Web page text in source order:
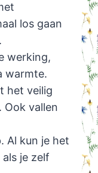
los gaan
werking,
warmte.
het veilig
Ook vallen
Al kun je het
je zelf